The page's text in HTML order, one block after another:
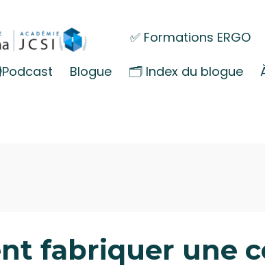
✅ Formations ERGO
Blogue 🗂️ Index du blogue
fabriquer une